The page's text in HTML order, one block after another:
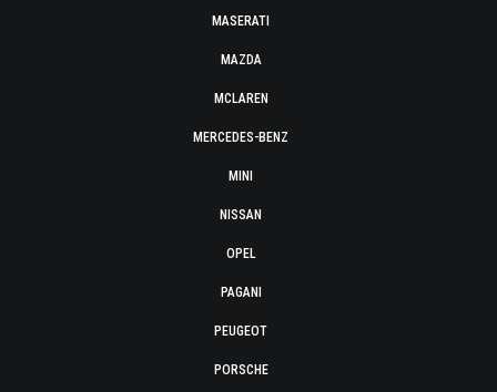
MASERATI
MAZDA
MCLAREN
MERCEDES-BENZ
MINI
NISSAN
OPEL
PAGANI
PEUGEOT
PORSCHE